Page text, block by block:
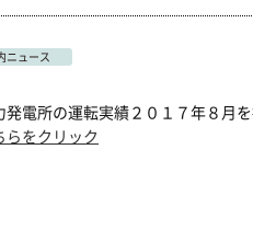
ニュース
発電所の運転実績２０１７年８月を
らをクリック